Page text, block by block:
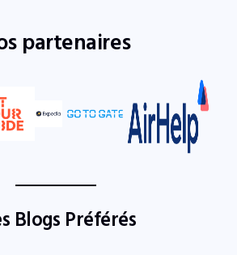
partenaires
Blogs Préférés